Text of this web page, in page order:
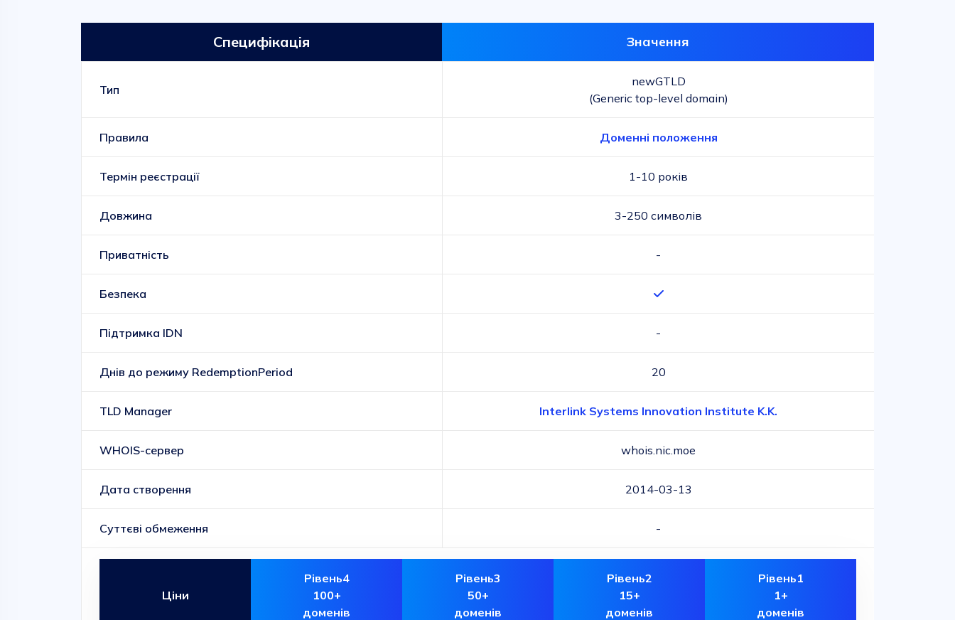
Специфікація Значення
Тип
newGTLD
(Generic top-level domain)
Правила Доменні положення
Термін реєстрації 1-10 років
Довжина 3-250 символів
Приватність -
Безпека
Підтримка IDN -
Днів до режиму RedemptionPeriod 20
TLD Manager Interlink Systems Innovation Institute K.K.
WHOIS-сервер whois.nic.moe
Дата створення 2014-03-13
Суттєві обмеження -
Ціни
Рівень4
100+
доменів
Рівень3
50+
доменів
Рівень2
15+
доменів
Рівень1
1+
доменів